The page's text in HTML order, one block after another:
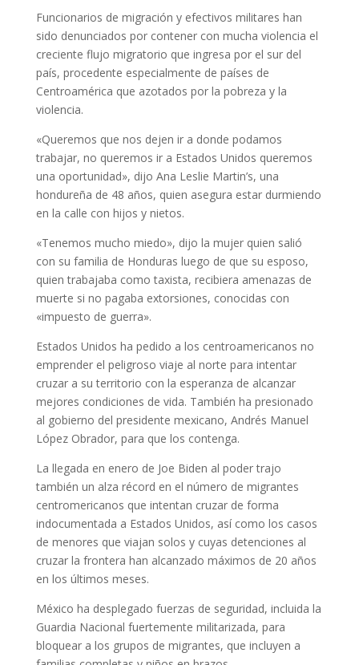
Funcionarios de migración y efectivos militares han
sido denunciados por contener con mucha violencia el
creciente flujo migratorio que ingresa por el sur del
país, procedente especialmente de países de
Centroamérica que azotados por la pobreza y la
violencia.
«Queremos que nos dejen ir a donde podamos
trabajar, no queremos ir a Estados Unidos queremos
una oportunidad», dijo Ana Leslie Martin’s, una
hondureña de 48 años, quien asegura estar durmiendo
en la calle con hijos y nietos.
«Tenemos mucho miedo», dijo la mujer quien salió
con su familia de Honduras luego de que su esposo,
quien trabajaba como taxista, recibiera amenazas de
muerte si no pagaba extorsiones, conocidas con
«impuesto de guerra».
Estados Unidos ha pedido a los centroamericanos no
emprender el peligroso viaje al norte para intentar
cruzar a su territorio con la esperanza de alcanzar
mejores condiciones de vida. También ha presionado
al gobierno del presidente mexicano, Andrés Manuel
López Obrador, para que los contenga.
La llegada en enero de Joe Biden al poder trajo
también un alza récord en el número de migrantes
centromericanos que intentan cruzar de forma
indocumentada a Estados Unidos, así como los casos
de menores que viajan solos y cuyas detenciones al
cruzar la frontera han alcanzado máximos de 20 años
en los últimos meses.
México ha desplegado fuerzas de seguridad, incluida la
Guardia Nacional fuertemente militarizada, para
bloquear a los grupos de migrantes, que incluyen a